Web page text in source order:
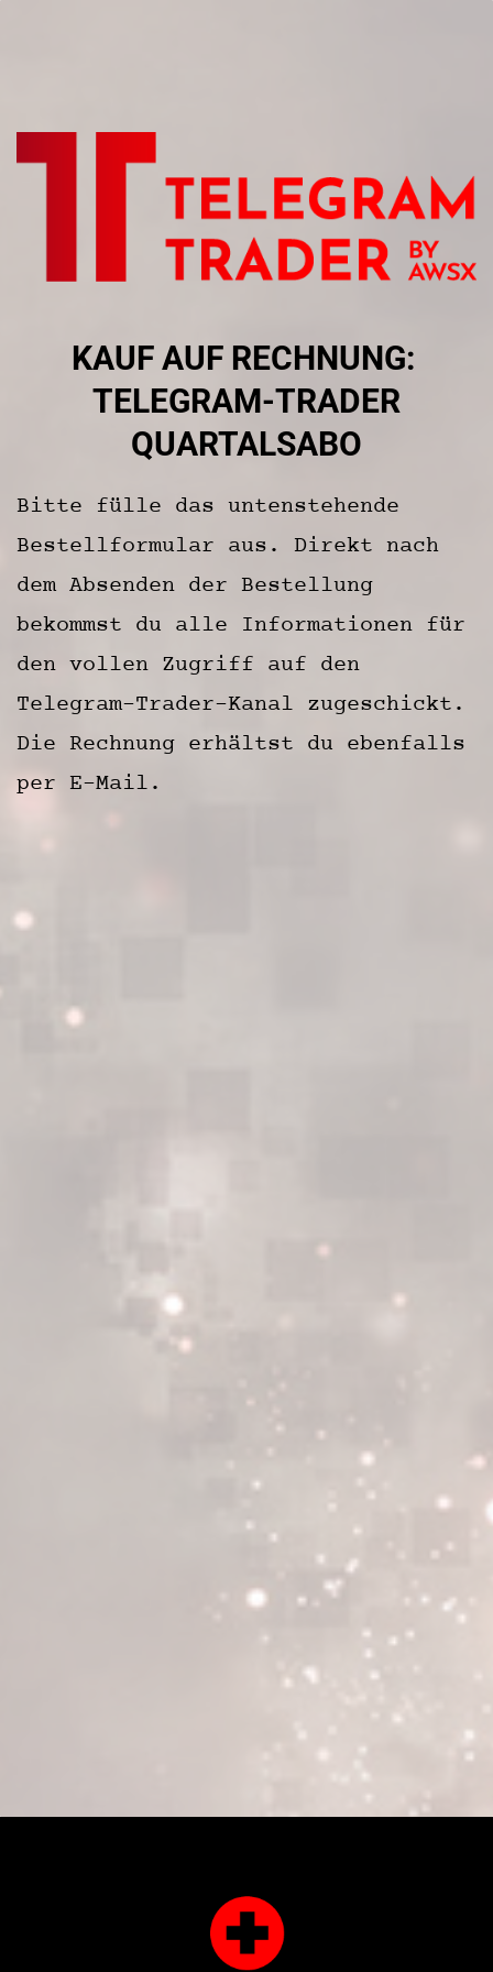
KAUF AUF RECHNUNG:
​TELEGRAM-TRADER
QUARTALSABO
Bitte fülle das untenstehende
Bestellformular aus. Direkt nach
dem Absenden der Bestellung
bekommst du alle Informationen für
den vollen Zugriff auf den
Telegram-Trader-Kanal zugeschickt.
Die Rechnung erhältst du ebenfalls
per E-Mail.